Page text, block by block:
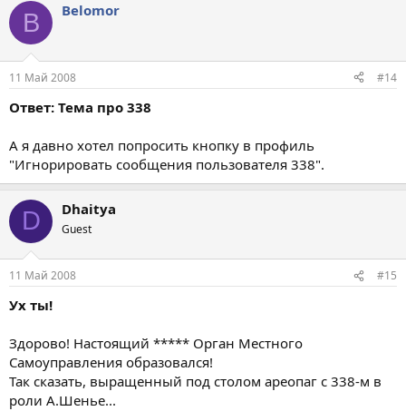
B Belomor
11 Май 2008 #14
Ответ: Тема про 338
А я давно хотел попросить кнопку в профиль
"Игнорировать сообщения пользователя 338".
D Dhaitya
Guest
11 Май 2008 #15
Ух ты!
Здорово! Настоящий ***** Орган Местного
Самоуправления образовался!
Так сказать, выращенный под столом ареопаг с 338-м в
роли А.Шенье...